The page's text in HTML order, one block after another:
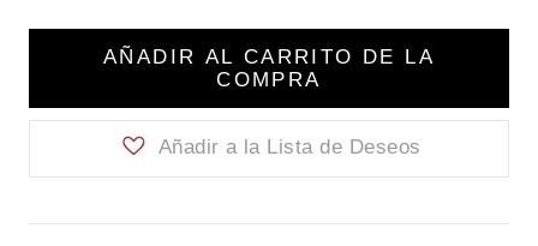
AÑADIR AL CARRITO DE LA
COMPRA
Añadir a la Lista de Deseos